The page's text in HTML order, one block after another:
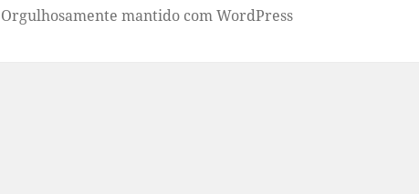
Orgulhosamente mantido com WordPress